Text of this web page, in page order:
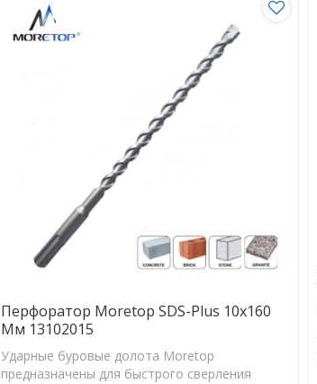
Перфоратор Moretop SDS-Plus 10x160
Мм 13102015
Ударные буровые долота Moretop
предназначены для быстрого сверления